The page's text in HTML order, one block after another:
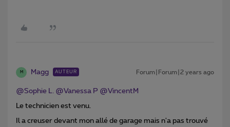
M Magg AUTEUR Forum|Forum|2 years ago
@Sophie L. @Vanessa P @VincentM
Le technicien est venu.
Il a creuser devant mon allé de garage mais n'a pas trouvé